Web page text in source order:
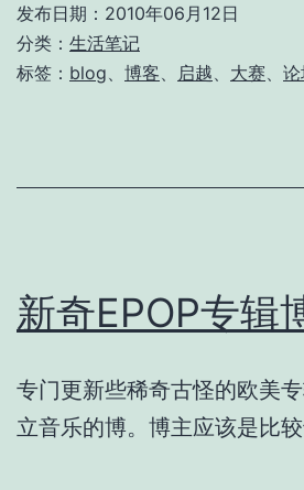
发布日期： 2010年06月12日
分类： 生活笔记
标签： blog 博客 启越 大赛
新奇EPOP专辑
专门更新些稀奇古怪的欧美
立音乐的博。博主应该是比较